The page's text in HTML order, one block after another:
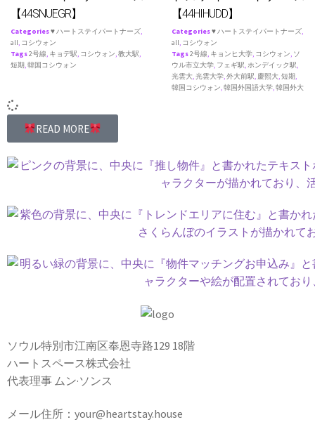
【44SNUEGR】
Categories♥ ハートステイパートナーズ,
all, コシウォン
Tags2号線, キョデ駅, コシウォン,教大駅,
短期,韓国コシウォン
【44HIHUDD】
Categories♥ ハートステイパートナーズ,
all, コシウォン
Tags2号線, キョンヒ大学, コシウォン, ソ
ウル市立大学, フェギ駅,ホンデイック駅,
光雲大,光雲大学,外大前駅, 慶熙大,短期,
韓国コシウォン,韓国外国語大学,韓国外大
READ MORE
ソウル特別市江南区奉恩寺路129 18階
ハートスペース株式会社
代表理事 ムン·ソンス
メール住所：your@heartstay.house